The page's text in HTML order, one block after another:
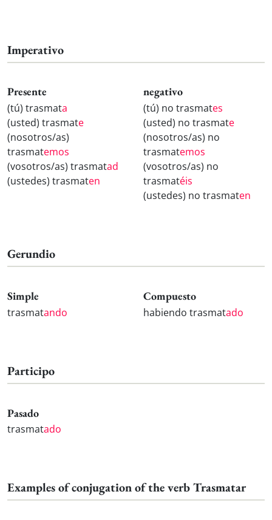
Imperativo
Presente
(tú) trasmata
(usted) trasmate
(nosotros/as)
trasmatemos
(vosotros/as) trasmatad
(ustedes) trasmaten
negativo
(tú) no trasmates
(usted) no trasmate
(nosotros/as) no
trasmatemos
(vosotros/as) no
trasmatéis
(ustedes) no trasmaten
Gerundio
Simple
trasmatando
Compuesto
habiendo trasmatado
Participo
Pasado
trasmatado
Examples of conjugation of the verb Trasmatar